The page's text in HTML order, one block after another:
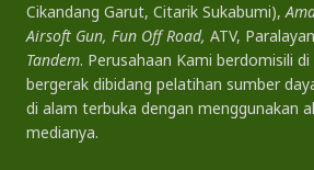
Cikandang Garut, Citarik Sukabumi),
Airsoft Gun, Fun Off Road, ATV,
Tandem. Perusahaan Kami berdomisili
bergerak dibidang pelatihan sumber
di alam terbuka dengan menggunakan
medianya.